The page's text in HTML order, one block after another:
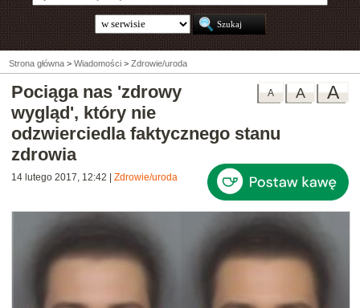
Strona główna > Wiadomości > Zdrowie/uroda
A
A
A
Pociąga nas 'zdrowy
wygląd', który nie
odzwierciedla faktycznego stanu
zdrowia
14 lutego 2017, 12:42 Zdrowie/uroda